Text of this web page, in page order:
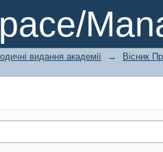
видання академії →
Вісник